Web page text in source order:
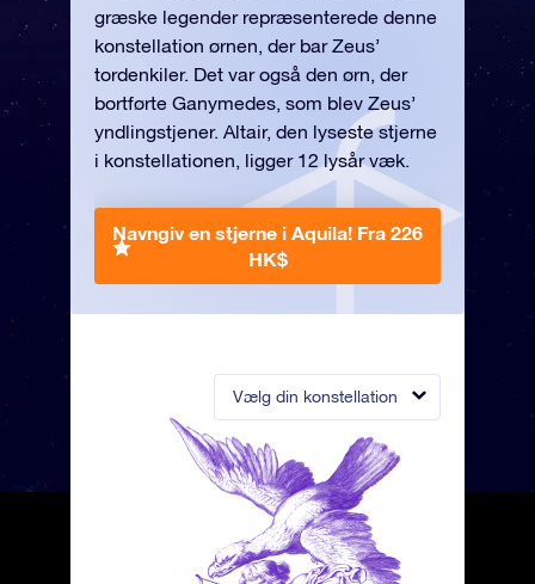
Vælg din konstellation
græske legender repræsenterede denne
konstellation ørnen, der bar Zeus’
tordenkiler. Det var også den ørn, der
bortførte Ganymedes, som blev Zeus’
yndlingstjener. Altair, den lyseste stjerne
i konstellationen, ligger 12 lysår væk.
Navngiv en stjerne i Aquila! Fra 226
HK$